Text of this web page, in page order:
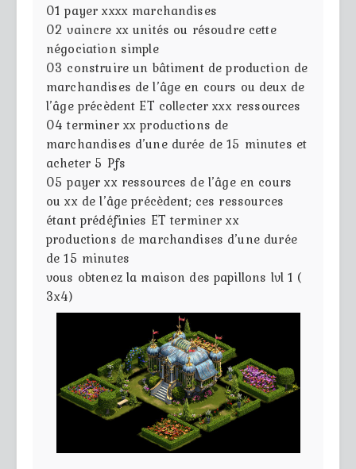
01payer xxxx marchandises
02vaincre xx unités ou résoudre cette
négociation simple
03 construire un bâtiment de production de
marchandises de l’âge en cours ou deux de
l’âge précèdent ET collecter xxx ressources
04terminer xx productions de
marchandises d’une durée de 15 minutes et
acheter 5 Pfs
05payer xx ressources de l’âge en cours
ou xx de l’âge précèdent; ces ressources
étant prédéfinies ET terminer xx
productions de marchandises d’une durée
de 15 minutes
vous obtenez la maison des papillons lvl 1 (
3x4)